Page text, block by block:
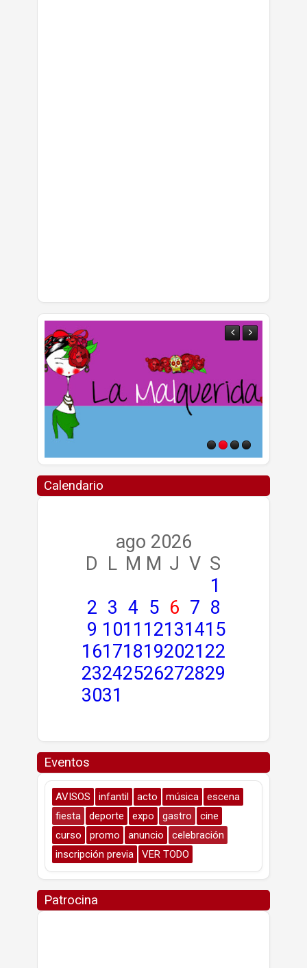
Calendario
ago 2026
D L M M J V S
1
2 3 4 5 6 7 8
9 1011 12131415
16171819202122
23242526272829
3031
Eventos
AVISOS infantil acto música
escena
fiesta
deporte expo gastro
cine
curso
promo anuncio
celebración
inscripción previa
VER TODO
Patrocina